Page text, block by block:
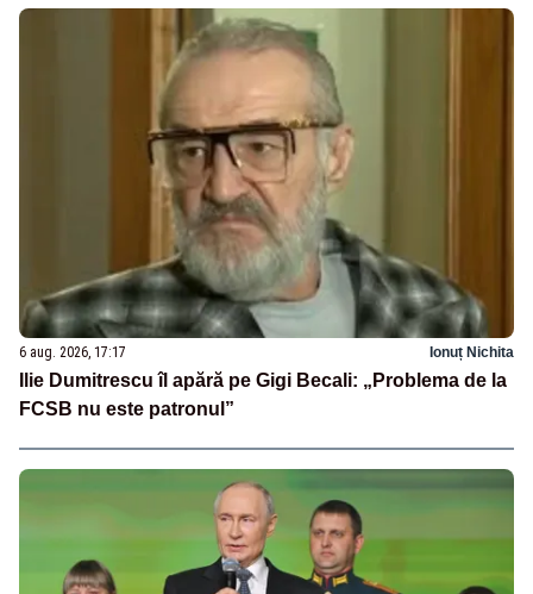
6 aug. 2026, 17:17 Ionuț Nichita
Ilie Dumitrescu îl apără pe Gigi Becali: „Problema de la
FCSB nu este patronul”